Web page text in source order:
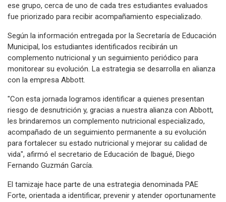
ese grupo, cerca de uno de cada tres estudiantes evaluados
fue priorizado para recibir acompañamiento especializado.
Según la información entregada por la Secretaría de Educación
Municipal, los estudiantes identificados recibirán un
complemento nutricional y un seguimiento periódico para
monitorear su evolución. La estrategia se desarrolla en alianza
con la empresa Abbott.
"Con esta jornada logramos identificar a quienes presentan
riesgo de desnutrición y, gracias a nuestra alianza con Abbott,
les brindaremos un complemento nutricional especializado,
acompañado de un seguimiento permanente a su evolución
para fortalecer su estado nutricional y mejorar su calidad de
vida", afirmó el secretario de Educación de Ibagué, Diego
Fernando Guzmán García.
El tamizaje hace parte de una estrategia denominada PAE
Forte, orientada a identificar, prevenir y atender oportunamente